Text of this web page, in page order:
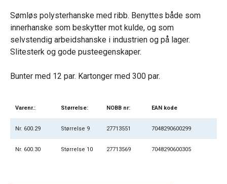
Sømløs polysterhanske med ribb. Benyttes både som
innerhanske som beskytter mot kulde, og som
selvstendig arbeidshanske i industrien og på lager.
Slitesterk og gode pusteegenskaper.
Bunter med 12 par. Kartonger med 300 par.
Varenr.: Størrelse: NOBB nr: EAN kode
Nr. 600.29 Størrelse 9 27713551 7048290600299
Nr. 600.30 Størrelse 10 27713569 7048290600305